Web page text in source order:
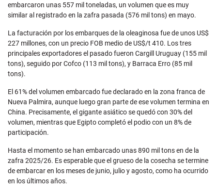
embarcaron unas 557 mil toneladas, un volumen que es muy
similar al registrado en la zafra pasada (576 mil tons) en mayo.
La facturación por los embarques de la oleaginosa fue de unos US$
227 millones, con un precio FOB medio de US$/t 410. Los tres
principales exportadores el pasado fueron Cargill Uruguay (155 mil
tons), seguido por Cofco (113 mil tons), y Barraca Erro (85 mil
tons).
El 61% del volumen embarcado fue declarado en la zona franca de
Nueva Palmira, aunque luego gran parte de ese volumen termina en
China. Precisamente, el gigante asiático se quedó con 30% del
volumen, mientras que Egipto completó el podio con un 8% de
participación.
Hasta el momento se han embarcado unas 890 mil tons en de la
zafra 2025/26. Es esperable que el grueso de la cosecha se termine
de embarcar en los meses de junio, julio y agosto, como ha ocurrido
en los últimos años.